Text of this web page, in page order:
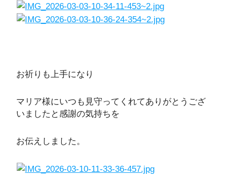
お祈りも上手になり
マリア様にいつも見守ってくれてありがとうござ
いましたと感謝の気持ちを
お伝えしました。